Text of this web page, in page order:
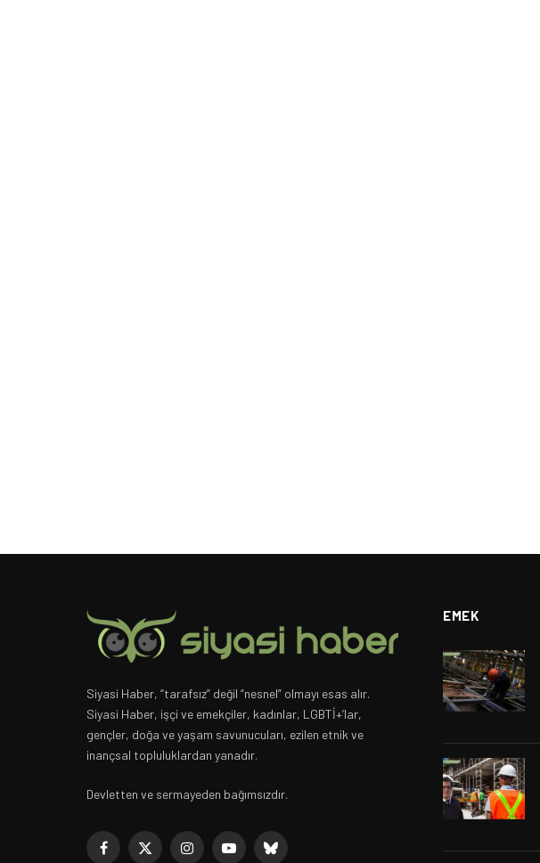
Siyasi Haber, “tarafsız” değil “nesnel” olmayı esas alır.
Siyasi Haber, işçi ve emekçiler, kadınlar, LGBTİ+’lar,
gençler, doğa ve yaşam savunucuları, ezilen etnik ve
inançsal topluluklardan yanadır.
Devletten ve sermayeden bağımsızdır.
Facebook
X InstagramYouTubeBluesky
EMEK